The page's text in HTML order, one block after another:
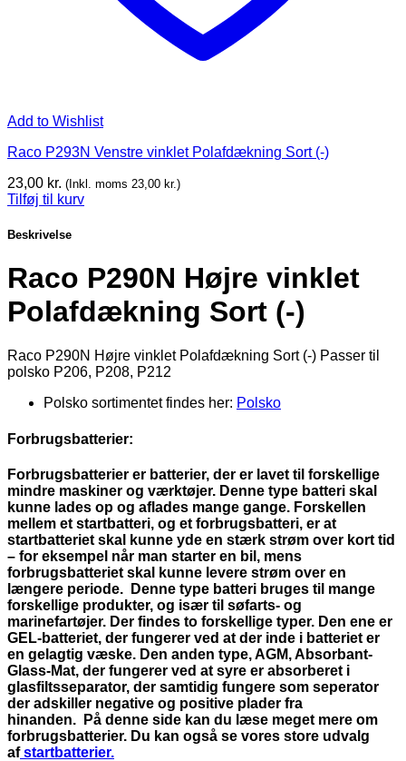
Add to Wishlist
Raco P293N Venstre vinklet Polafdækning Sort (-)
23,00 kr. (Inkl. moms 23,00 kr.)
Tilføj til kurv
Beskrivelse
Raco P290N Højre vinklet
Polafdækning Sort (-)
Raco P290N Højre vinklet Polafdækning Sort (-) Passer til
polsko P206, P208, P212
Polsko sortimentet findes her: Polsko
Forbrugsbatterier:
Forbrugsbatterier er batterier, der er lavet til forskellige
mindre maskiner og værktøjer. Denne type batteri skal
kunne lades op og aflades mange gange. Forskellen
mellem et startbatteri, og et forbrugsbatteri, er at
startbatteriet skal kunne yde en stærk strøm over kort tid
– for eksempel når man starter en bil, mens
forbrugsbatteriet skal kunne levere strøm over en
længere periode. Denne type batteri bruges til mange
forskellige produkter, og især til søfarts- og
marinefartøjer. Der findes to forskellige typer. Den ene er
GEL-batteriet, der fungerer ved at der inde i batteriet er
en gelagtig væske. Den anden type, AGM, Absorbant-
Glass-Mat, der fungerer ved at syre er absorberet i
glasfiltsseparator, der samtidig fungere som seperator
der adskiller negative og positive plader fra
hinanden. På denne side kan du læse meget mere om
forbrugsbatterier. Du kan også se vores store udvalg
afstartbatterier.